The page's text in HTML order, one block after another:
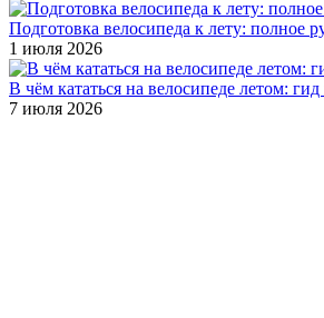
Подготовка велосипеда к лету: полное
1 июля 2026
В чём кататься на велосипеде летом:
7 июля 2026